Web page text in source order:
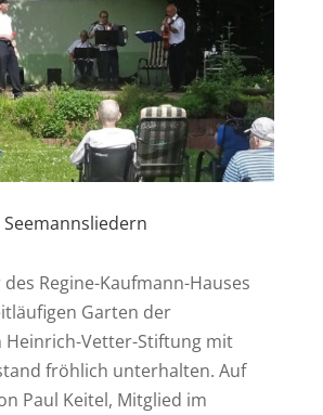
Regine-Kaufmann-Hauses
Garten der
Heinrich-Vetter-Stiftung mit
fröhlich unterhalten. Auf
Paul Keitel, Mitglied im